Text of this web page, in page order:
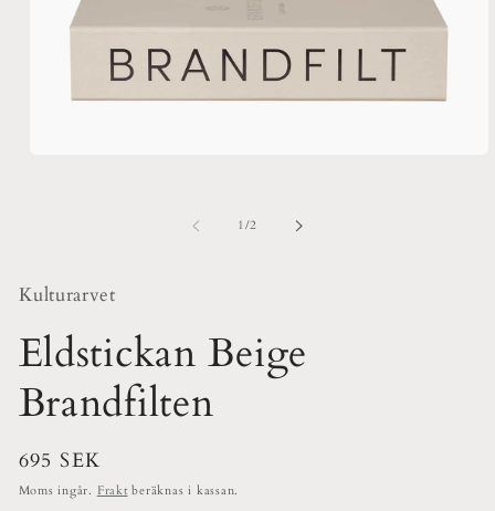
1 /av
2
Kulturarvet
Eldstickan Beige
Brandfilten
Ordinarie
pris
695 SEK
Moms ingår. Fraktberäknas i kassan.